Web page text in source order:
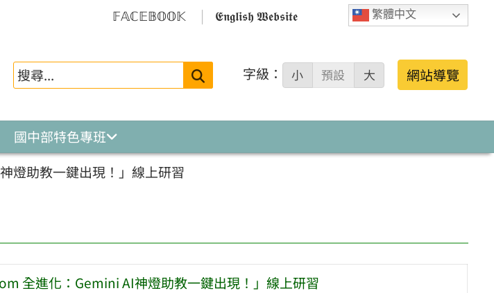
繁體中文
𝔽𝔸ℂ𝔼𝔹𝕆𝕆𝕂 𝕰𝖓𝖌𝖑𝖎𝖘𝖍 𝖂𝖊𝖇𝖘𝖎𝖙𝖊
搜
字級： 小 預設 大 網站導覽
國中部特色專班
燈助教一鍵出現！」線上研習
全進化：Gemini AI神燈助教一鍵出現！」線上研習